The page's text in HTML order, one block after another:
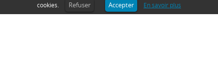
SAVOIRFAIRE
cookies.
Refuser Accepter En savoir plus